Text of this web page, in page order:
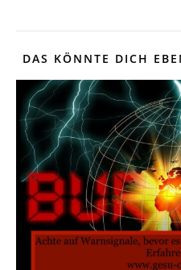
DAS KÖNNTE DICH